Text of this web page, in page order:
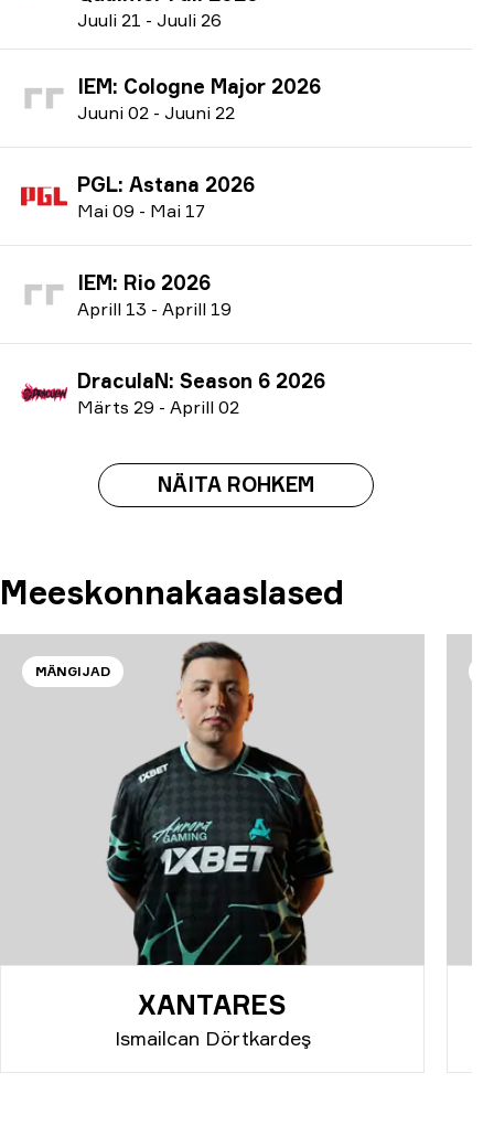
Juuli 21 - Juuli 26
IEM: Cologne Major 2026
Juuni 02 - Juuni 22
PGL: Astana 2026
Mai 09 - Mai 17
IEM: Rio 2026
Aprill 13 - Aprill 19
DraculaN: Season 6 2026
Märts 29 - Aprill 02
NÄITA ROHKEM
Meeskonnakaaslased
MÄNGIJAD
XANTARES
Ismailcan Dörtkardeş